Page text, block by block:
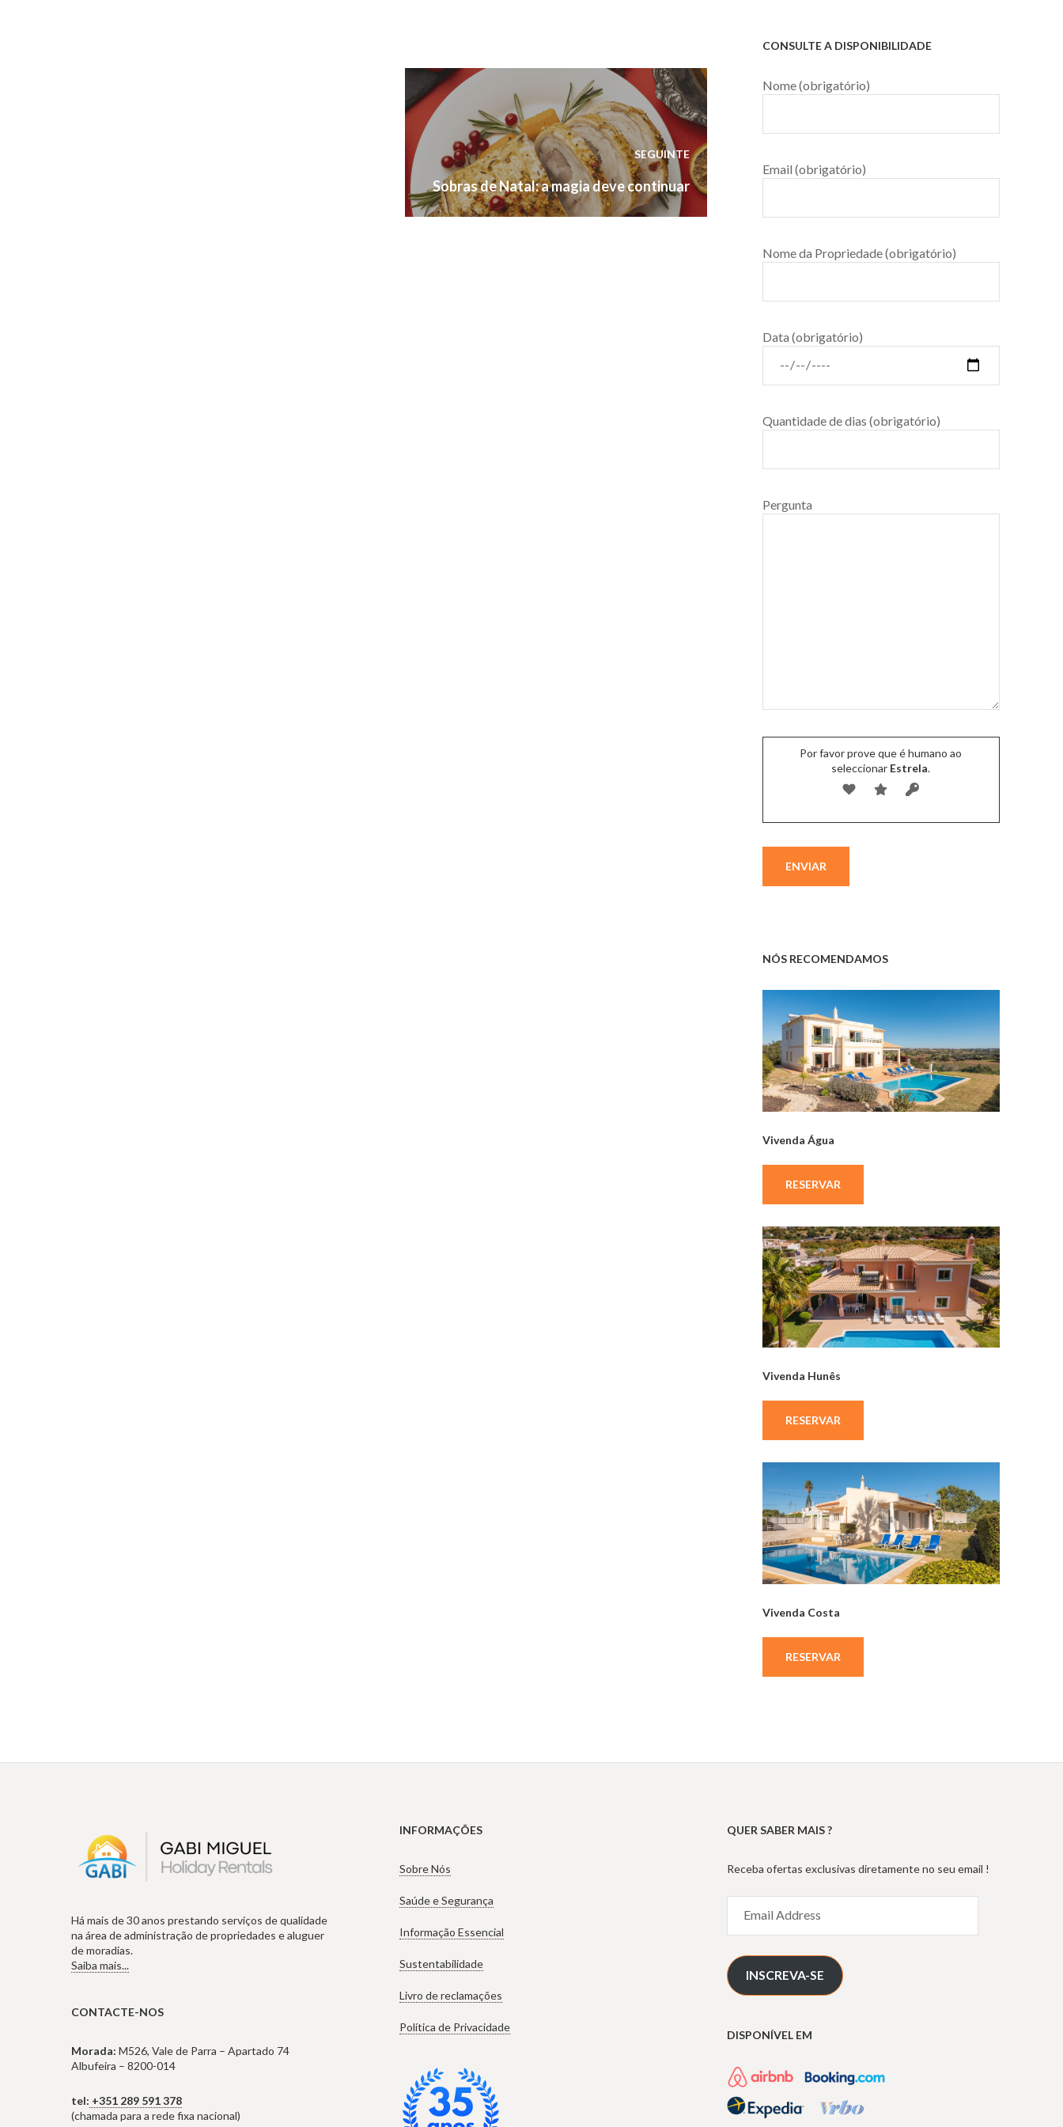
SEGUINTE
Seguinte:Sobras de Natal: a magia deve continuar
CONSULTE A DISPONIBILIDADE
Nome (obrigatório)
Email (obrigatório)
Nome da Propriedade (obrigatório)
Data (obrigatório)
Quantidade de dias (obrigatório)
Pergunta
Por favor prove que é humano ao
seleccionar Estrela.
NÓS RECOMENDAMOS
Vivenda Água
RESERVAR
Vivenda Hunês
RESERVAR
Vivenda Costa
RESERVAR
Há mais de 30 anos prestando serviços de qualidade
na área de administração de propriedades e aluguer
de moradias.
Saiba mais...
CONTACTE-NOS
Morada: M526, Vale de Parra – Apartado 74
Albufeira – 8200-014
tel: +351 289 591 378
(chamada para a rede fixa nacional)
INFORMAÇÕES
Sobre Nós
Saúde e Segurança
Informação Essencial
Sustentabilidade
Livro de reclamações
Política de Privacidade
QUER SABER MAIS ?
Receba ofertas exclusivas diretamente no seu email !
Address
INSCREVA-SE
DISPONÍVEL EM